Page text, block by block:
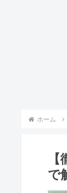
ホーム
で